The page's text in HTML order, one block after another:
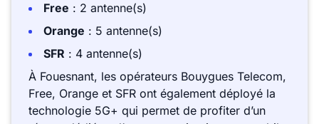
Free : 2 antenne(s)
Orange : 5 antenne(s)
SFR : 4 antenne(s)
À Fouesnant, les opérateurs Bouygues Telecom,
Free, Orange et SFR ont également déployé la
technologie 5G+ qui permet de profiter d’un